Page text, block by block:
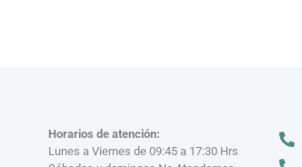
Horarios de atención:
Lunes a Viernes de 09:45 a 17:30 Hrs